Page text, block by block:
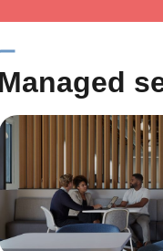
Managed